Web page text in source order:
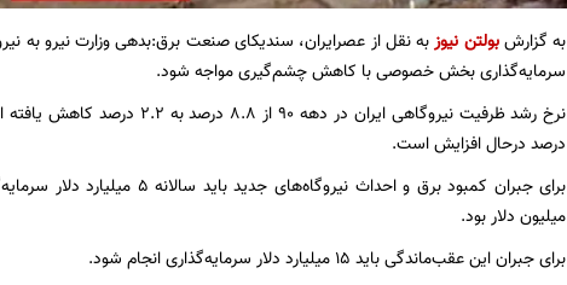
به گزارشبولتن نیوزبه نقل از عصرایران، سندیکای صنعت برق:بدهی وزارت نیرو
سرمایه‌گذاری بخش خصوصی با کاهش چشم‌گیری مواجه شود.
درصد درحال افزایش است.
میلیون دلار بود.
برای جبران این عقب‌ماندگی باید ۱۵ میلیارد دلار سرمایه‌گذاری انجام شود.